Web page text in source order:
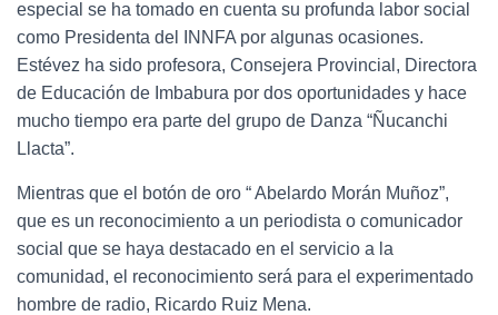
especial se ha tomado en cuenta su profunda labor social
como Presidenta del INNFA por algunas ocasiones.
Estévez ha sido profesora, Consejera Provincial, Directora
de Educación de Imbabura por dos oportunidades y hace
mucho tiempo era parte del grupo de Danza “Ñucanchi
Llacta”.
Mientras que el botón de oro “ Abelardo Morán Muñoz”,
que es un reconocimiento a un periodista o comunicador
social que se haya destacado en el servicio a la
comunidad, el reconocimiento será para el experimentado
hombre de radio, Ricardo Ruiz Mena.